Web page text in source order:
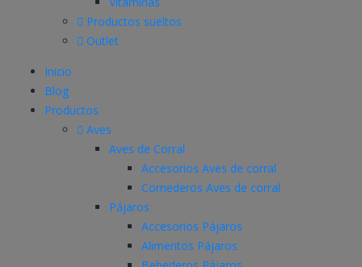
Productos sueltos
Outlet
Inicio
Blog
Productos
Aves
Aves de Corral
Accesorios Aves de corral
Comederos Aves de corral
Pájaros
Accesorios Pájaros
Alimentos Pájaros